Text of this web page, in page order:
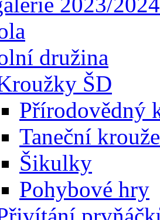
družina
ŠD
Přírodovědný
Taneční
Šikulky
Pohybové hry